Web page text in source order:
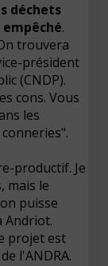
déchets
.
trouvera
président
(CNDP).
cons. Vous
les
productif. Je
mais le
puisse
Andriot.
projet est
l'ANDRA.